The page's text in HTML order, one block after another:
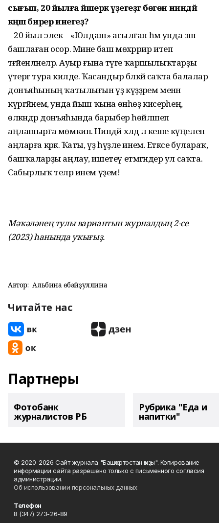
сығып, 20 йылға йәшерәк үҙегеҙгә бөгөн ниндәй
кәңәш бирер инегеҙ?
– 20 йыл элек – «Юлдаш» асылған һәм унда эш
башлаған осор. Мине баш мөхәррир итеп
тәғәйенләнеләр. Ауыр ғына тәүге ҡаршылыҡтарҙы
үтергә тура килде. Ҡасандыр бәләкәй саҡта балалар
донъяһының ҡатылығын үҙ күҙҙәрем менән
күргәйнем, унда йыш ҡына өнһөҙ кисерәһең,
өлкәндәр донъяһында барыбер һөйләшеп
аңлашырға мөмкин. Ниндәй хәлдә лә кеше күңелен
аңларға кәрәк. Ҡаты, үҙ һүҙле инем. Етәксе булараҡ,
башҡаларҙы аңлау, ишетеү етмәгәндер ул саҡта.
Сабырлыҡ теләр инем үҙемә!
Мәҡәләнең тулы вариантын журналдың 2-се
(2023) һанында уҡығыҙ.
Автор: Альбина Ғөбәйҙуллина
Читайте нас
Партнеры
Фотобанк
журналистов РБ
Рубрика "Еда и
напитки"
© 2020-2026 Сайт журнала "Башҡортостан ҡыҙы". Копирование
информации сайта разрешено только с письменного согласия
администрации.
Об использовании персональных данных
Телефон
8 (347) 273-26-89